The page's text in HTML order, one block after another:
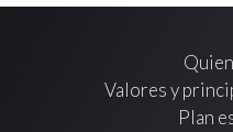
Valores y
Plan